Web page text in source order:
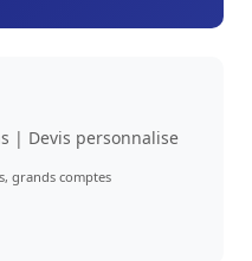
| Devis personnalise
grands comptes